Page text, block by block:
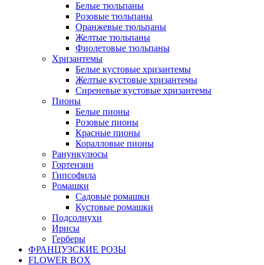
Белые тюльпаны
Розовые тюльпаны
Оранжевые тюльпаны
Желтые тюльпаны
Фиолетовые тюльпаны
Хризантемы
Белые кустовые хризантемы
Желтые кустовые хризантемы
Сиреневые кустовые хризантемы
Пионы
Белые пионы
Розовые пионы
Красные пионы
Коралловые пионы
Ранункулюсы
Гортензии
Гипсофила
Ромашки
Садовые ромашки
Кустовые ромашки
Подсолнухи
Ирисы
Герберы
ФРАНЦУЗСКИЕ РОЗЫ
FLOWER BOX